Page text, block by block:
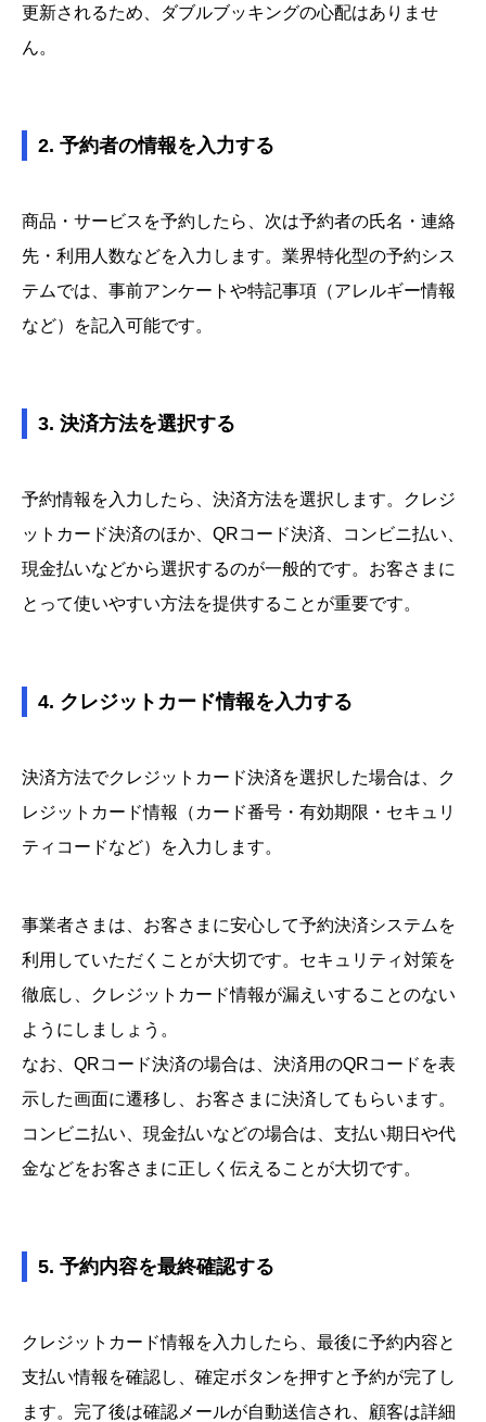
更新されるため、ダブルブッキングの心配はありませ
ん。
2. 予約者の情報を入力する
商品・サービスを予約したら、次は予約者の氏名・連絡
先・利用人数などを入力します。業界特化型の予約シス
テムでは、事前アンケートや特記事項（アレルギー情報
など）を記入可能です。
3. 決済方法を選択する
予約情報を入力したら、決済方法を選択します。クレジ
ットカード決済のほか、QRコード決済、コンビニ払い、
現金払いなどから選択するのが一般的です。お客さまに
とって使いやすい方法を提供することが重要です。
4. クレジットカード情報を入力する
決済方法でクレジットカード決済を選択した場合は、ク
レジットカード情報（カード番号・有効期限・セキュリ
ティコードなど）を入力します。
事業者さまは、お客さまに安心して予約決済システムを
利用していただくことが大切です。セキュリティ対策を
徹底し、クレジットカード情報が漏えいすることのない
ようにしましょう。
なお、QRコード決済の場合は、決済用のQRコードを表
示した画面に遷移し、お客さまに決済してもらいます。
コンビニ払い、現金払いなどの場合は、支払い期日や代
金などをお客さまに正しく伝えることが大切です。
5. 予約内容を最終確認する
クレジットカード情報を入力したら、最後に予約内容と
支払い情報を確認し、確定ボタンを押すと予約が完了し
ます。完了後は確認メールが自動送信され、顧客は詳細